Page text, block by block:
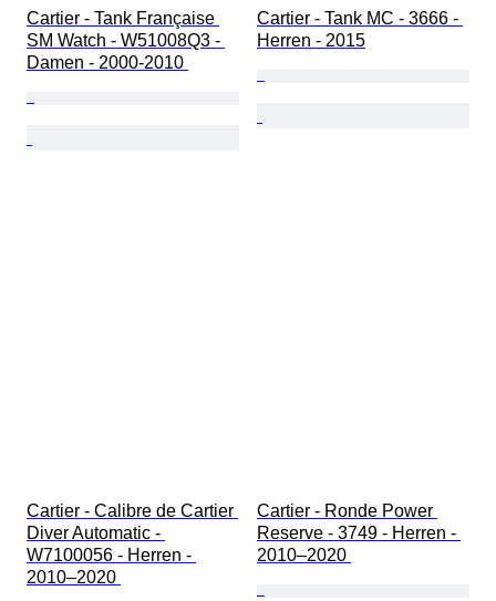
Cartier - Tank Française
SM Watch - W51008Q3 -
Damen - 2000-2010
Cartier - Tank MC - 3666 -
Herren - 2015
Cartier - Calibre de Cartier
Diver Automatic -
W7100056 - Herren -
2010–2020
Cartier - Ronde Power
Reserve - 3749 - Herren -
2010–2020